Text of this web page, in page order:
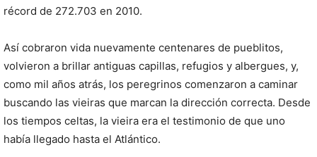
récord de 272.703 en 2010.
Así cobraron vida nuevamente centenares de pueblitos,
volvieron a brillar antiguas capillas, refugios y albergues, y,
como mil años atrás, los peregrinos comenzaron a caminar
buscando las vieiras que marcan la dirección correcta. Desde
los tiempos celtas, la vieira era el testimonio de que uno
había llegado hasta el Atlántico.